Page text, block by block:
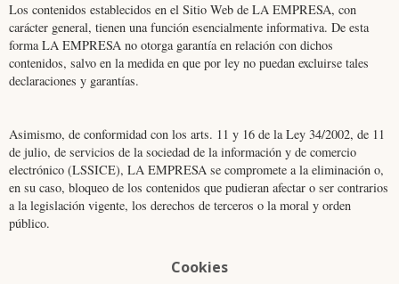
Los contenidos establecidos en el Sitio Web de LA EMPRESA, con
carácter general, tienen una función esencialmente informativa. De esta
forma LA EMPRESA no otorga garantía en relación con dichos
contenidos, salvo en la medida en que por ley no puedan excluirse tales
declaraciones y garantías.
Asimismo, de conformidad con los arts. 11 y 16 de la Ley 34/2002, de 11
de julio, de servicios de la sociedad de la información y de comercio
electrónico (LSSICE), LA EMPRESA se compromete a la eliminación o,
en su caso, bloqueo de los contenidos que pudieran afectar o ser contrarios
a la legislación vigente, los derechos de terceros o la moral y orden
público.
Cookies